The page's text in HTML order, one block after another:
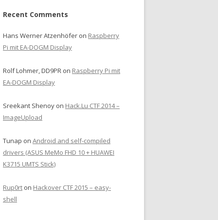
Recent Comments
Hans Werner Atzenhöfer on Raspberry
Pi mit EA-DOGM Display
Rolf Lohmer, DD9PR on Raspberry Pi mit
EA-DOGM Display
Sreekant Shenoy on Hack.Lu CTF 2014 –
ImageUpload
Tunap on Android and self-compiled
drivers (ASUS MeMo FHD 10 + HUAWEI
K3715 UMTS Stick)
Rup0rt on Hackover CTF 2015 – easy-
shell